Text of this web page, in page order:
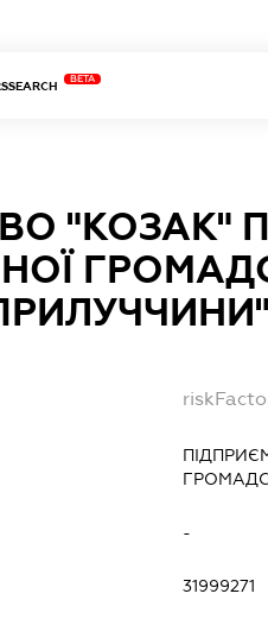
BETA
"КОЗАК"
-
31999271